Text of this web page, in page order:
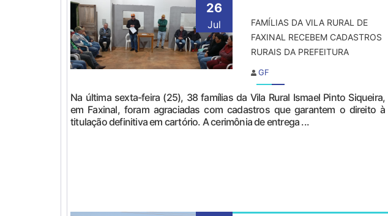
26
Jul
FAMÍLIAS DA VILA RURAL DE
FAXINAL RECEBEM CADASTROS
RURAIS DA PREFEITURA
GF
Na última sexta-feira (25), 38 famílias da Vila Rural Ismael Pinto Siqueira,
em Faxinal, foram agraciadas com cadastros que garantem o direito à
titulação definitiva em cartório. A cerimônia de entrega ...